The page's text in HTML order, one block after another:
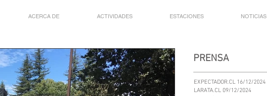
ACERCA DE ACTIVIDADES ESTACIONES NOTICIAS
PRENSA
EXPECTADOR.CL 16/12/2024
LARATA.CL 09/12/2024